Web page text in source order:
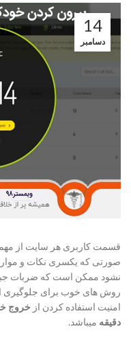
14
دسامبر
قسمت کاربری هر سایت از
صورتی که یکسری نکات و
نشود ممکن است که ضربات
روش های خوب برای جلوگیری
امنیت استفاده کردن از خروج
دقیقه میباشد.